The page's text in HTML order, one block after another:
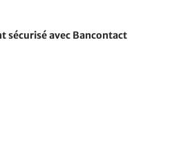
sécurisé avec Bancontact